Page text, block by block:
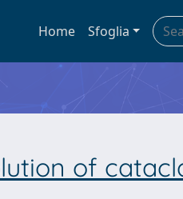
Home Sfoglia
of